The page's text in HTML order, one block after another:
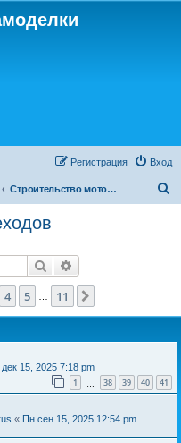
Вход
Регистрация
Строительство мотовездеходов
Поиск
из 11
4 5 11
15, 2025 7:18 pm
1 38 39 40 41
« Пн сен 15, 2025 12:54 pm